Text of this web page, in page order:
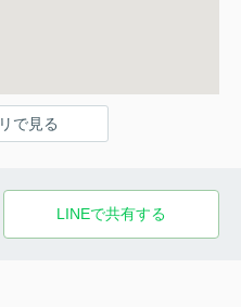
で見る
LINEで共有する